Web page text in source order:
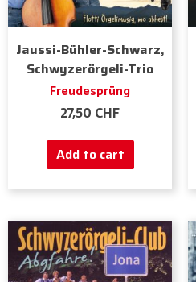
Jaussi-Bühler-Schwarz,
Schwyzerörgeli-Trio
Freudesprüng
27,50 CHF
Add to cart